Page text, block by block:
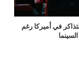
في أميركا رغم